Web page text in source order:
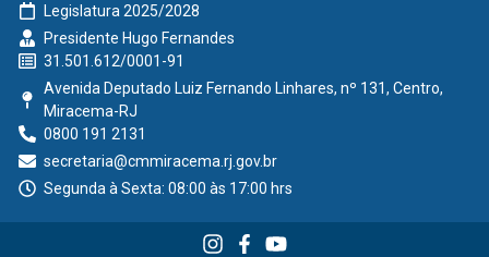
Legislatura 2025/2028
Presidente Hugo Fernandes
31.501.612/0001-91
Avenida Deputado Luiz Fernando Linhares, nº 131, Centro,
Miracema-RJ
0800 191 2131
secretaria@cmmiracema.rj.gov.br
Segunda à Sexta: 08:00 às 17:00 hrs